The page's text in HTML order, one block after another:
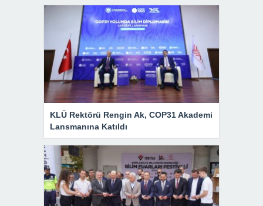
KLÜ Rektörü Rengin Ak, COP31 Akademi
Lansmanına Katıldı